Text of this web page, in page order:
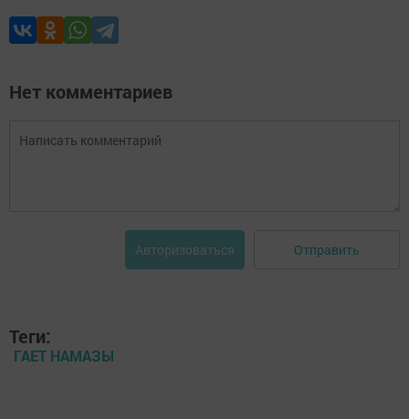
Нет комментариев
Авторизоваться Отправить
Теги:
ГАЕТ НАМАЗЫ